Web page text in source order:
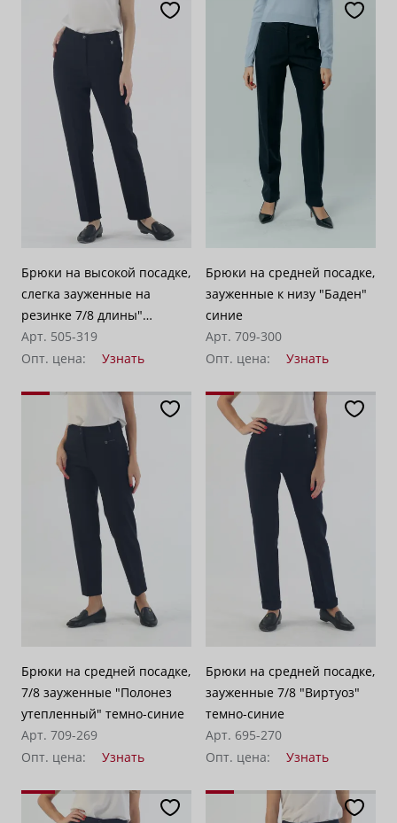
Брюки на высокой посадке,
слегка зауженные на
резинке 7/8 длины"
Оксфорд" утепленные
сине-черные
Арт. 505-319
Опт. цена:
Узнать
Брюки на средней посадке,
зауженные к низу "Баден"
синие
Арт. 709-300
Опт. цена:
Узнать
Брюки на средней посадке,
7/8 зауженные "Полонез
утепленный" темно-синие
Арт. 709-269
Опт. цена:
Узнать
Брюки на средней посадке,
зауженные 7/8 "Виртуоз"
темно-синие
Арт. 695-270
Опт. цена:
Узнать